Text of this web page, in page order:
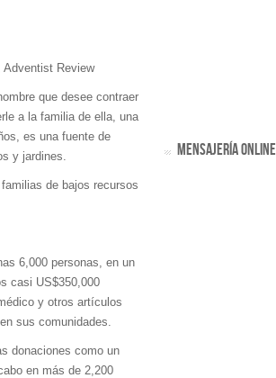
Adventist Review
que desee contraer
a la familia de ella, una
es una fuente de
y jardines.
de bajos recursos
6,000 personas, en un
casi US$350,000
y otros artículos
sus comunidades.
donaciones como un
en más de 2,200
MENSAJERÍA ONLINE